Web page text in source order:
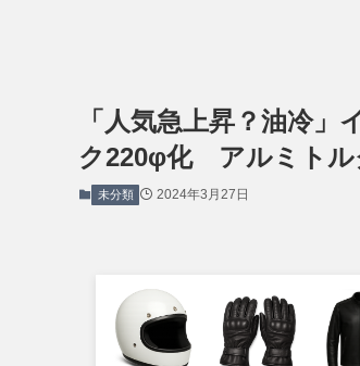
「人気急上昇？油冷
ク220φ化 アルミトル
未分類 2024年3月27日